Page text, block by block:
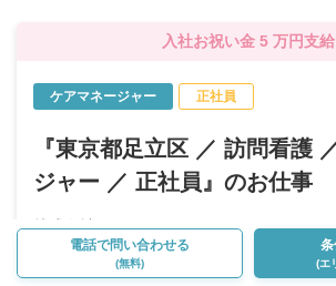
入社お祝い金 5 万円支給
ケアマネージャー 正社員
『東京都足立区 ／ 訪問看護
ジャー ／ 正社員』のお仕事
株式会社YST
訪問看護リハビリステーション白樺
電話で問い合わせる
(無料)
条
(エ